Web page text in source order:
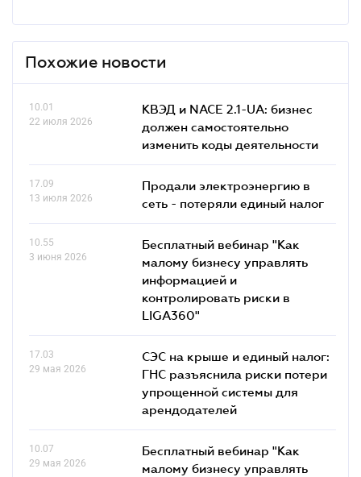
Похожие новости
10.01
22 июля 2026
КВЭД и NACE 2.1-UA: бизнес
должен самостоятельно
изменить коды деятельности
17.09
13 июля 2026
Продали электроэнергию в
сеть - потеряли единый налог
10.55
3 июня 2026
Бесплатный вебинар "Как
малому бизнесу управлять
информацией и
контролировать риски в
LIGA360"
17.03
29 мая 2026
СЭС на крыше и единый налог:
ГНС разъяснила риски потери
упрощенной системы для
арендодателей
10.07
29 мая 2026
Бесплатный вебинар "Как
малому бизнесу управлять